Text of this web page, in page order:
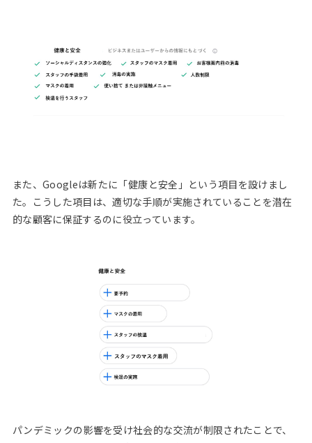
また、Googleは新たに「健康と安全」という項目を設けまし
た。こうした項目は、適切な手順が実施されていることを潜在
的な顧客に保証するのに役立っています。
パンデミックの影響を受け社会的な交流が制限されたことで、